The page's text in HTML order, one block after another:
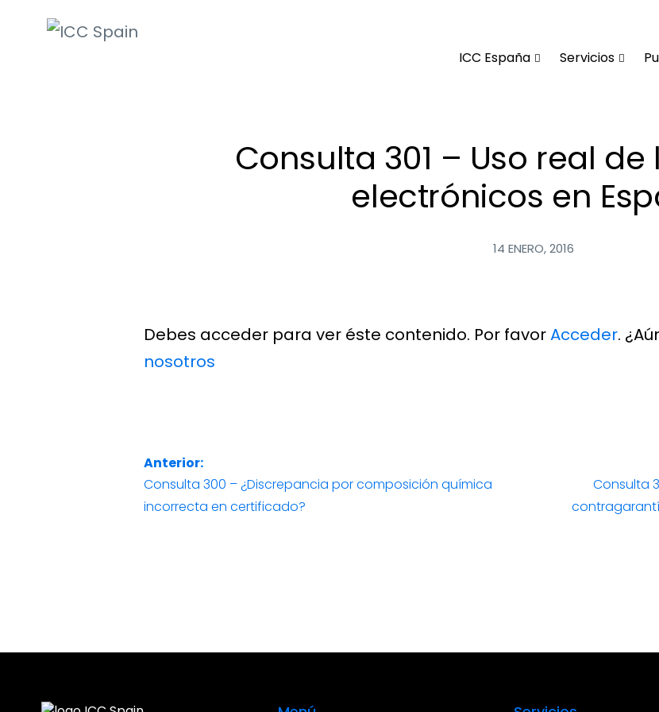
ICC España Servicios
Consulta 301 – Uso real
electrónicos en
14 ENERO, 2016
Debes acceder para ver éste contenido. Por favorAcceder.
nosotros
Navegación
de
Anterior:
Entrada
anterior:
Consulta 300 – ¿Discrepancia por composición química
incorrecta en certificado?
Entrada
Consulta